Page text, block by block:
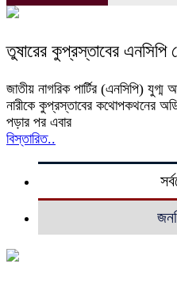
তুষারের কুপ্রস্তাবের এনসিপি
জাতীয় নাগরিক পার্টির (এনসিপি) যুগ্ম
নারীকে কুপ্রস্তাবের কথোপকথনের
পড়ার পর এবার
বিস্তারিত..